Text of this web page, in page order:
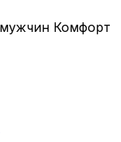
Комфорт